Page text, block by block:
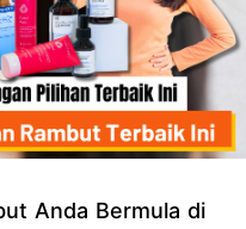
Anda Bermula di